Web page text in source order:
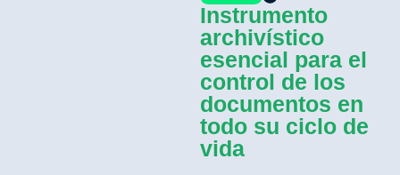
Instrumento
archivístico
esencial para el
control de los
documentos en
todo su ciclo de
vida